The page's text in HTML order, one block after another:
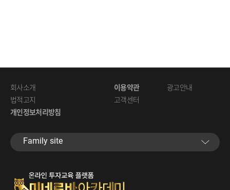
회사소개
법적고지
개인정보처리방침
이용약관
고객센터
광고안내
Familysite